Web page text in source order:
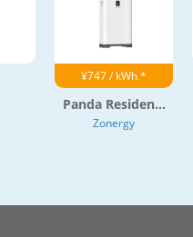
¥747 / kWh *
Panda Residen...
Zonergy